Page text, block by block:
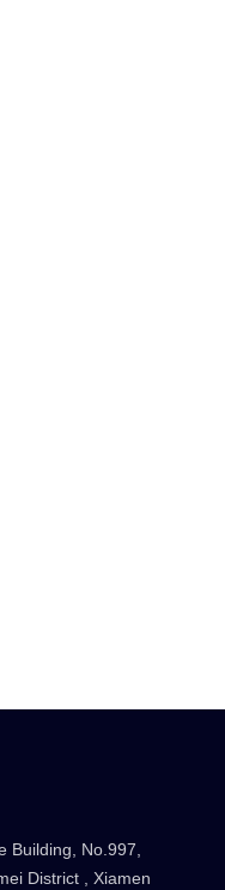
Building, No.997,
District , Xiamen